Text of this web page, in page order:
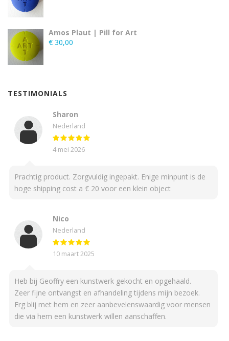
Amos Plaut | Pill for Art
€ 30,00
TESTIMONIALS
Sharon
Nederland
4 mei 2026
Prachtig product. Zorgvuldig ingepakt. Enige minpunt is de
hoge shipping cost a € 20 voor een klein object
Nico
Nederland
10 maart 2025
Heb bij Geoffry een kunstwerk gekocht en opgehaald.
Zeer fijne ontvangst en afhandeling tijdens mijn bezoek.
Erg blij met hem en zeer aanbevelenswaardig voor mensen
die via hem een kunstwerk willen aanschaffen.